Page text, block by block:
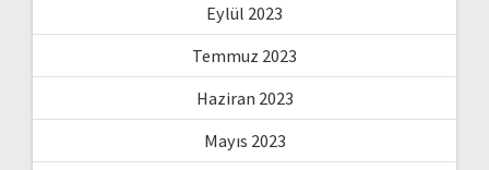
Eylül 2023
Temmuz 2023
Haziran 2023
Mayıs 2023